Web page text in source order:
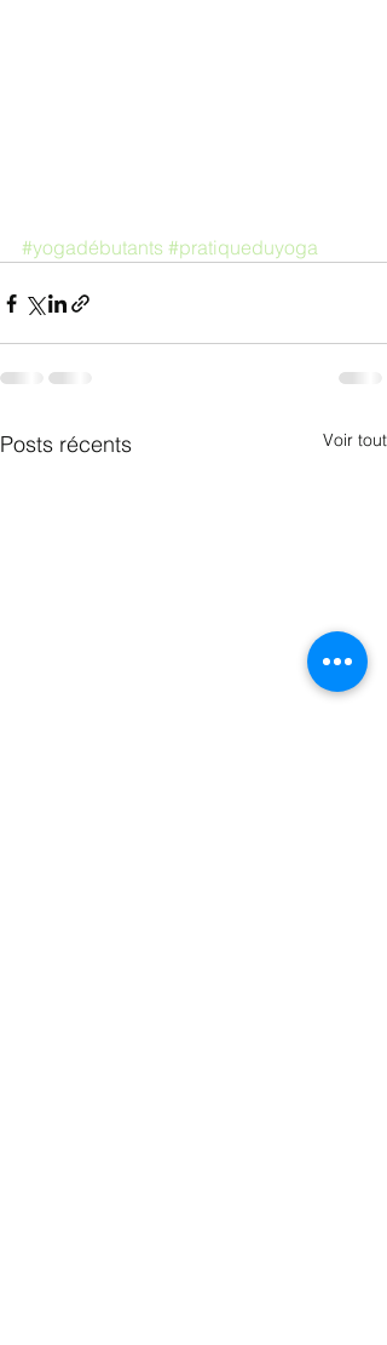
#yogadébutants #pratiqueduyoga
Posts récents Voir tout